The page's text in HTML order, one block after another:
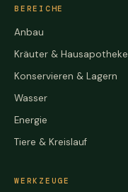
BEREICHE
Anbau
Kräuter & Hausapotheke
Konservieren & Lagern
Wasser
Energie
Tiere & Kreislauf
WERKZEUGE